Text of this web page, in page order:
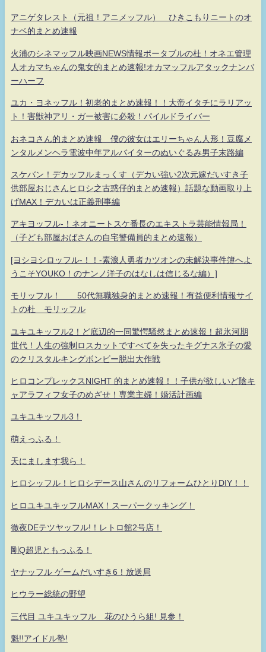
アニゲタレスト（元祖！アニメッフル） ひきこもりニートのオ
ナベ的まとめ速報
火浦のシネマッフル映画NEWS情報ポータブルの杜！オネエ管理
人オカマちゃんの鬼女的まとめ速報!オカマッフルアタックナンバ
ーハーフ
ユカ・ヨネッフル！初老的まとめ速報！！大帝イタチにラリアッ
ト！害獣神アリ・ガー被害に必殺！パイルドライバー
おネコさん的まとめ速報 僕の彼女はエリーちゃん人形！豆腐メ
ンタルメンヘラ電波中年アルバイターのぬいぐるみ男子末路編
スケバン！デカッフルまっくす（デカい強い2次元嫁だいすき子
供部屋おじさんヒロシ之古惑仔的まとめ速報）話題な動画取り上
げMAX！デカいは正義刑事編
アキヨッフル-！ネオニートスケ番長のエキストラ芸能情報局！
（子ども部屋おばさんの自宅警備員的まとめ速報）
[ヨシヨシロッフル-！！-素浪人勇者カツオンの未解決事件簿へよ
うこそYOUKO！のナンノ洋子のはなしは信じるな編）]
モリッフル！ 50代無職独身的まとめ速報！有益便利情報サイ
トの杜 モリッフル
ユキユキッフル2！ど底辺的一同驚愕騒然まとめ速報！超氷河期
世代！人生の強制ロスカットですべてを失ったキグナス氷子の愛
のクリスタルキングボンビー脱出大作戦
ヒロコンプレックスNIGHT 的まとめ速報！！子供が欲しいど陰キ
ャアラフィフ女子のめざせ！専業主婦！婚活計画編
ユキユキッフル3！
萌えっふる！
天にまします我ら！
ヒロシッフル！ヒロシデース山さんのリフォームひとりDIY！！
ヒロユキユキッフルMAX！スーパークッキング！
徹夜DEテツヤッフル!！レトロ館2号店！
剛Q超児ともっふる！
ヤナッフル ゲームだいすき6！放送局
ヒウラー総統の野望
三代目 ユキユキッフル 花のひうら組! 見参！
魁!!アイドル塾!